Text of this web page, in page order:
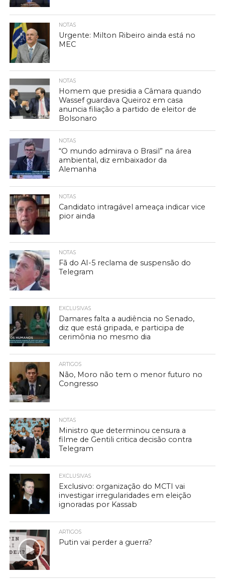
NOTAS
Urgente: Milton Ribeiro ainda está no
MEC
NOTAS
Homem que presidia a Câmara quando
Wassef guardava Queiroz em casa
anuncia filiação a partido de eleitor de
Bolsonaro
NOTAS
“O mundo admirava o Brasil” na área
ambiental, diz embaixador da
Alemanha
NOTAS
Candidato intragável ameaça indicar vice
pior ainda
NOTAS
Fã do AI-5 reclama de suspensão do
Telegram
EXCLUSIVAS
Damares falta a audiência no Senado,
diz que está gripada, e participa de
cerimônia no mesmo dia
ARTIGOS
Não, Moro não tem o menor futuro no
Congresso
NOTAS
Ministro que determinou censura a
filme de Gentili critica decisão contra
Telegram
EXCLUSIVAS
Exclusivo: organização do MCTI vai
investigar irregularidades em eleição
ignoradas por Kassab
ARTIGOS
Putin vai perder a guerra?